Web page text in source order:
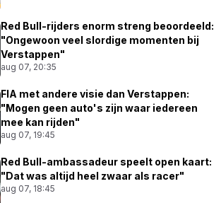
Red Bull-rijders enorm streng beoordeeld:
"Ongewoon veel slordige momenten bij
Verstappen"
aug 07, 20:35
FIA met andere visie dan Verstappen:
"Mogen geen auto's zijn waar iedereen
mee kan rijden"
aug 07, 19:45
Red Bull-ambassadeur speelt open kaart:
"Dat was altijd heel zwaar als racer"
aug 07, 18:45